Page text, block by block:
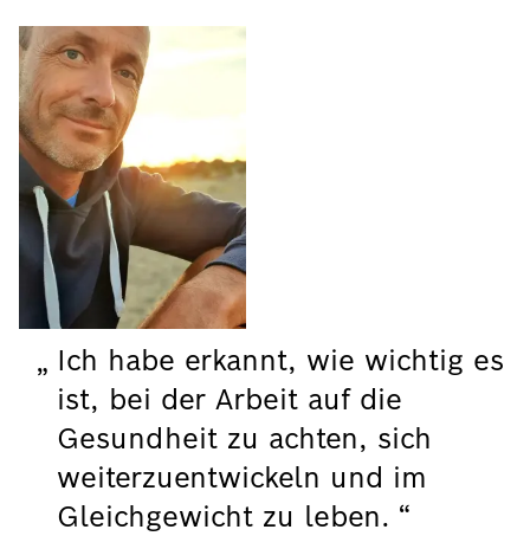
Ich habe erkannt, wie wichtig es
ist, bei der Arbeit auf die
Gesundheit zu achten, sich
weiterzuentwickeln und im
Gleichgewicht zu leben.